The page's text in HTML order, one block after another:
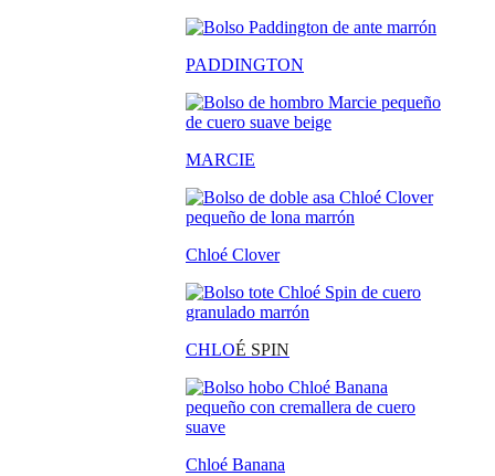
PADDINGTON
MARCIE
Chloé Clover
CHLOÉ SPIN
Chloé Banana